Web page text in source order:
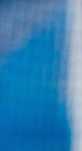
lehátek